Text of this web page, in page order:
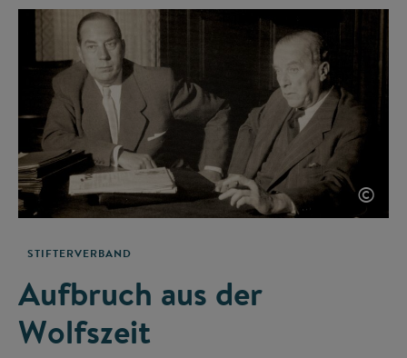
©
STIFTERVERBAND
Aufbruch aus der
Wolfszeit